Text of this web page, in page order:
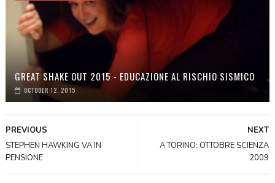
GREAT SHAKE OUT 2015 - EDUCAZIONE AL RISCHIO SISMICO
OCTOBER 12, 2015
NEXT
A TORINO: OTTOBRE SCIENZA
2009
PREVIOUS
STEPHEN HAWKING VA IN
PENSIONE